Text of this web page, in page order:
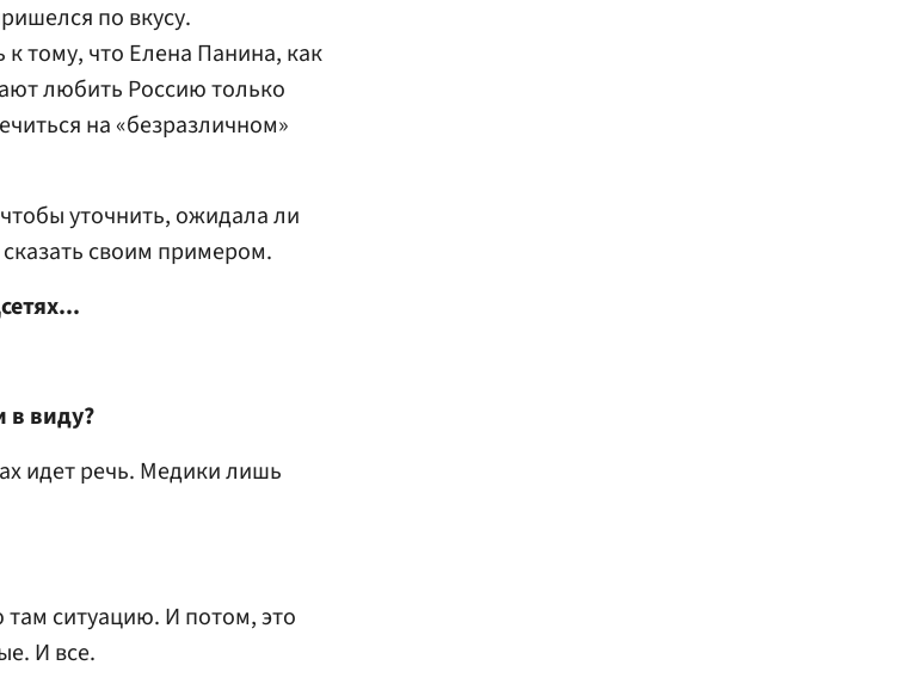
по вкусу.
тому, что Елена Панина, как
любить Россию только
на «безразличном»
уточнить, ожидала ли
своим примером.
в виду?
идет речь. Медики лишь
ситуацию. И потом, это
И все.